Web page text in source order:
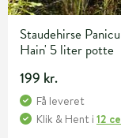
Staudehirse
Hain' 5 liter potte
199 kr.
Få leveret
Klik & Hent i 12